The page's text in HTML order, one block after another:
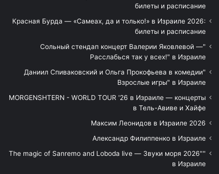
билеты и расписание
Красная Бурда — «Самеах, да и только!» в Израиле 2026:
билеты и расписание
"Сольный стендап концерт Валерии Яковлевой —
Расслабься так у всех!" в Израиле
"Даниил Спиваковский и Ольга Прокофьева в комедии
Взрослые игры" в Израиле
MORGENSHTERN - WORLD TOUR '26 в Израиле — концерты
в Тель-Авиве и Хайфе
Максим Леонидов в Израиле 2026
Александр Филиппенко в Израиле
"The magic of Sanremo and Loboda live — Звуки моря 2026"
в Израиле